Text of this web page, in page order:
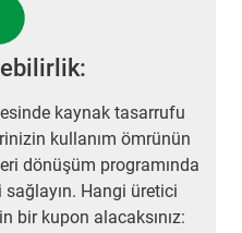
kaynak tasarrufu
kullanım ömrünün
dönüşüm programında
Hangi üretici
bir kupon alacaksınız: